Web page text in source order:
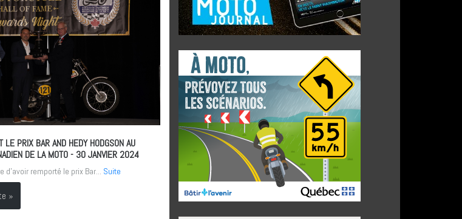
LE PRIX BAR AND HEDY HODGSON AU
DE LA MOTO- 30 JANVIER 2024
d’avoir remporté le prix Bar... Suite
»